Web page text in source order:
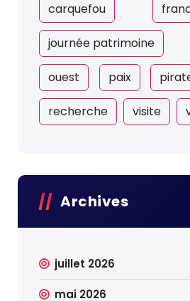
carquefou
journée patrimoine
ouest paix
recherche visite
Archives
juillet 2026
mai 2026